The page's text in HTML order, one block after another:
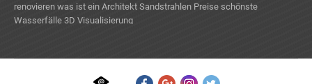
renovieren was ist ein Architekt Sandstrahlen Preise schönste
Wasserfälle 3D Visualisierung